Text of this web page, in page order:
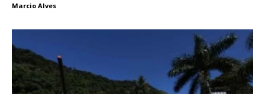
Marcio Alves